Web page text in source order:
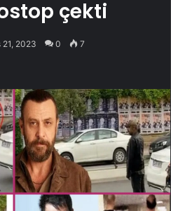
çekti
21, 2023 0 7